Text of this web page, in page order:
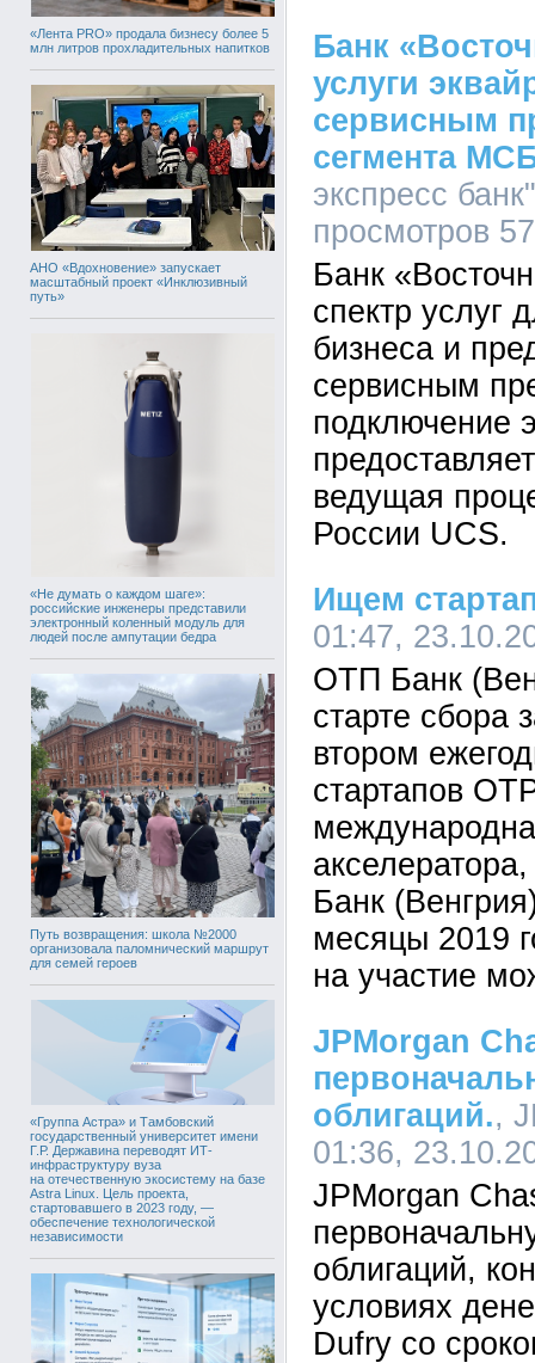
«Лента PRO» продала бизнесу более 5
млн литров прохладительных напитков
АНО «Вдохновение» запускает
масштабный проект «Инклюзивный
путь»
«Не думать о каждом шаге»:
российские инженеры представили
электронный коленный модуль для
людей после ампутации бедра
Путь возвращения: школа №2000
организовала паломнический маршрут
для семей героев
«Группа Астра» и Тамбовский
государственный университет имени
Г.Р. Державина переводят ИТ-
инфраструктуру вуза
на отечественную экосистему на базе
Astra Linux. Цель проекта,
стартовавшего в 2023 году, —
обеспечение технологической
независимости
Банк
услуги
сервисным
сегмента
экспресс
просмотров
Банк
спектр услуг
бизнеса и
сервисным
подключение
ведущая
России UCS.
Ищем
01:47,
ОТП Банк
старте сбора
втором
стартапов
Банк
месяцы 2019
на участие
JPMorgan
облигаций.,
01:36,
JPMorgan
облигаций,
условиях
Dufry со